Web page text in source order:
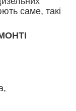
саме, такі